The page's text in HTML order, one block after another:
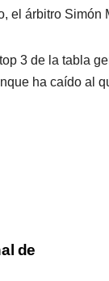
el árbitro
3 de la tabla
ha caído al
de